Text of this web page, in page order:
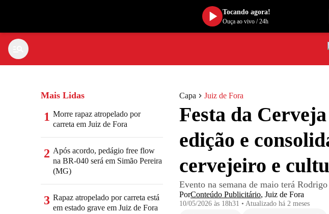
Capa Juiz de Fora
Festa da
edição e
cervejeiro e
Evento na semana de maio terá
PorConteúdo Publicitário, Juiz de Fora
10/05/2026 às 18h31 • Atualizado há 2 meses
Mais Lidas
1 Morre rapaz atropelado por
carreta em Juiz de Fora
2 Após acordo, pedágio free flow
na BR-040 será em Simão Pereira
(MG)
3 Rapaz atropelado por carreta está
em estado grave em Juiz de Fora
Tocando agora!
Ouça ao vivo/24h